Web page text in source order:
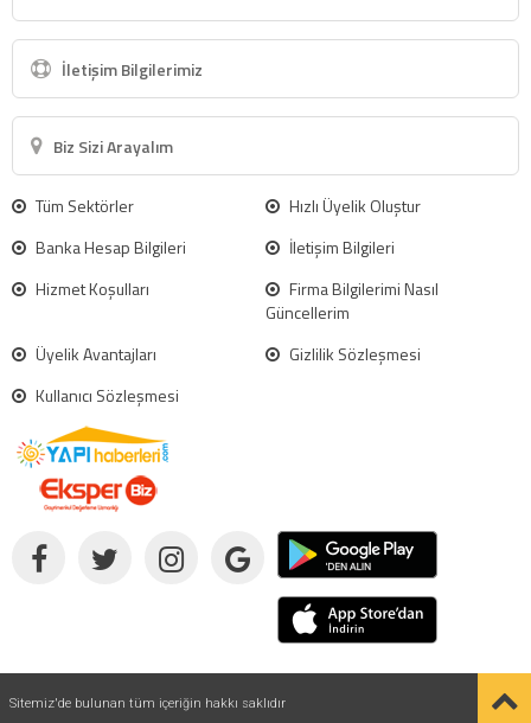
İletişim Bilgilerimiz
Biz Sizi Arayalım
Tüm Sektörler
Hızlı Üyelik Oluştur
Banka Hesap Bilgileri
İletişim Bilgileri
Hizmet Koşulları
Firma Bilgilerimi Nasıl
Güncellerim
Üyelik Avantajları
Gizlilik Sözleşmesi
Kullanıcı Sözleşmesi
Sitemiz'de bulunan tüm içeriğin hakkı saklıdır